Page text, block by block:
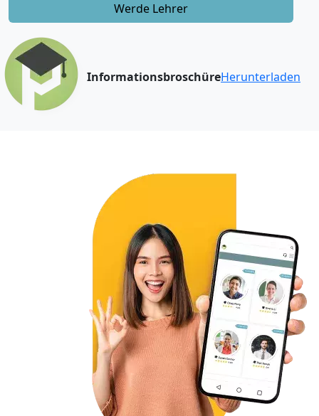
Werde Lehrer
InformationsbroschüreHerunterladen